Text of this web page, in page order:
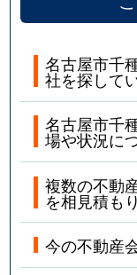
若水
名古屋市千
社を探して
名古屋市千
場や状況に
複数の不動
を相見積も
今の不動産